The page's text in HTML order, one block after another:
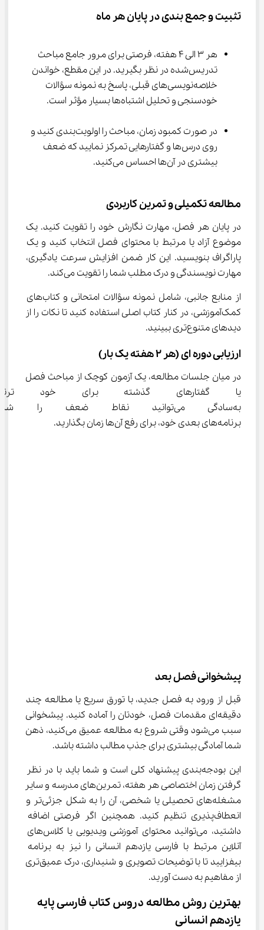
تثبیت و جمع بندی در پایان هر ماه
هر 3 الی 4 هفته، فرصتی برای مرور جامع مباحث
تدریس‌شده در نظر بگیرید. در این مقطع، خواندن
خلاصه‌نویسی‌های قبلی، پاسخ به نمونه سؤالات
خودسنجی و تحلیل اشتباه‌ها بسیار مؤثر است.
در صورت کمبود زمان، مباحث را اولویت‌بندی کنید و
روی درس‌ها و گفتارهایی تمرکز نمایید که ضعف
بیشتری در آن‌ها احساس می‌کنید.
مطالعه تکمیلی و تمرین کاربردی
در پایان هر فصل، مهارت نگارش خود را تقویت کنید. یک
موضوع آزاد یا مرتبط با محتوای فصل انتخاب کنید و یک
پاراگراف بنویسید. این کار ضمن افزایش سرعت یادگیری،
مهارت نویسندگی و درک مطلب شما را تقویت می‌کند.
از منابع جانبی، شامل نمونه سؤالات امتحانی و کتاب‌های
کمک‌آموزشی، در کنار کتاب اصلی استفاده کنید تا نکات را از
دیدهای متنوع‌تری ببینید.
ارزیابی دوره ای (هر 2 هفته یک بار)
در میان جلسات مطالعه، یک آزمون کوچک از مباحث فصل
یا گفتارهای گذشته برای خود
به‌سادگی می‌توانید نقاط ضعف
برنامه‌های بعدی خود، برای رفع آن‌ها زمان بگذارید.
پیشخوانی فصل بعد
قبل از ورود به فصل جدید، با تورق سریع یا مطالعه چند
دقیقه‌ای مقدمات فصل، خودتان را آماده کنید. پیشخوانی
سبب می‌شود وقتی شروع به مطالعه عمیق می‌کنید، ذهن
شما آمادگی بیشتری برای جذب مطالب داشته باشد.
این بودجه‌بندی پیشنهاد کلی است و شما باید با در نظر
گرفتن زمان اختصاصی هر هفته، تمرین‌های مدرسه و سایر
مشغله‌های تحصیلی یا شخصی، آن را به شکل جزئی‌تر و
انعطاف‌پذیری تنظیم کنید. همچنین اگر فرصتی اضافه
داشتید، می‌توانید محتوای آموزشی ویدیویی یا کلاس‌های
آنلاین مرتبط با فارسی یازدهم انسانی را نیز به برنامه
بیفزایید تا با توضیحات تصویری و شنیداری، درک عمیق‌تری
از مفاهیم به دست آورید.
بهترین روش مطالعه دروس کتاب فارسی پایه
یازدهم انسانی